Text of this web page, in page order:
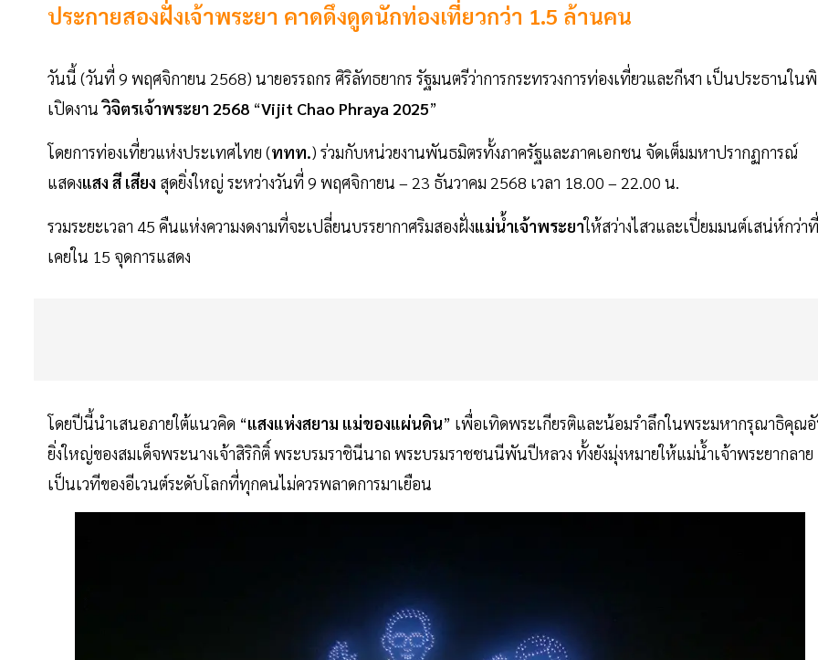
ประกายสองฝั่งเจ้าพระยา คาดดึงดูดนักท่องเที่ยวกว่า 1.5 ล้านคน
วันนี้ (วันที่ 9 พฤศจิกายน 2568) นายอรรถกร ศิริลัทธยากร รัฐมนตรีว่าการกระทรวงการท่องเที่ยวและกีฬา เป็นประธานใน
เปิดงานวิจิตรเจ้าพระยา 2568 “Vijit Chao Phraya 2025”
โดยการท่องเที่ยวแห่งประเทศไทย (ททท.) ร่วมกับหน่วยงานพันธมิตรทั้งภาครัฐและภาคเอกชน จัดเต็มมหาปรากฏการณ์
แสดงแสง สี เสียง สุดยิ่งใหญ่ ระหว่างวันที่ 9 พฤศจิกายน – 23 ธันวาคม 2568 เวลา 18.00 – 22.00 น.
รวมระยะเวลา 45 คืนแห่งความงดงามที่จะเปลี่ยนบรรยากาศริมสองฝั่งแม่น้ำเจ้าพระยาให้สว่างไสวและเปี่ยมมนต์เสน่ห์กว่าที่
เคยใน 15 จุดการแสดง
โดยปีนี้นำเสนอภายใต้แนวคิด “แสงแห่งสยาม แม่ของแผ่นดิน” เพื่อเทิดพระเกียรติและน้อมรำลึกในพระมหากรุณาธิคุณ
ยิ่งใหญ่ของสมเด็จพระนางเจ้าสิริกิติ์ พระบรมราชินีนาถ พระบรมราชชนนีพันปีหลวง ทั้งยังมุ่งหมายให้แม่น้ำเจ้าพระยากลาย
เป็นเวทีของอีเวนต์ระดับโลกที่ทุกคนไม่ควรพลาดการมาเยือน